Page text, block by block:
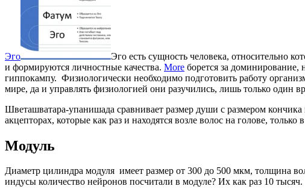
Эго
Эго есть сущность человека, относительно
и формируются личностные качества. More борется за доминирование,
гиппокампу. Физиологически необходимо подготовить работу
мире, да и управлять физиологией они разучились, лишь только один
Шветашватара-упанишада сравнивает размер души с размером
акцепторах, которые как раз и находятся возле волос на голове,
Модуль
Диаметр цилиндра модуля имеет размер от 300 до 500 мкм, толщина
индусы количество нейронов посчитали в модуле? Их как раз 10 тысяч.